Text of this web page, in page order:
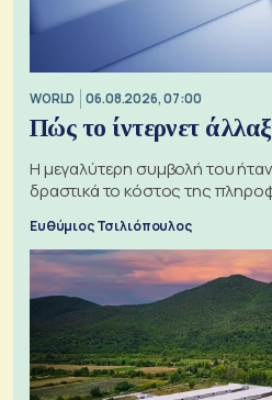
WORLD 06.08.2026, 07:00
Πώς το ίντερνετ
Η μεγαλύτερη συμβολή του
δραστικά το κόστος της
Ευθύμιος Τσιλιόπουλος